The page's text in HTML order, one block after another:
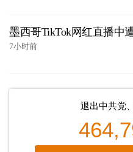
墨西哥TikTok网红直播中
7小时前
退出中共党